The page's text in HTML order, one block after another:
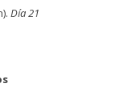
Día 21